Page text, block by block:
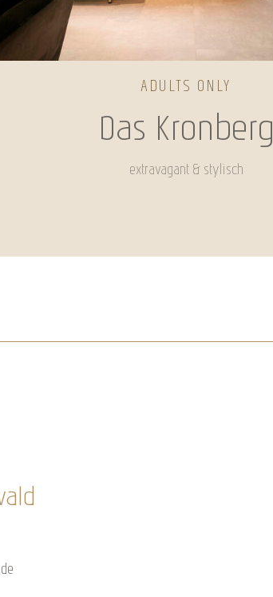
ADULTS ONLY
Das Kronberg
extravagant & stylisch